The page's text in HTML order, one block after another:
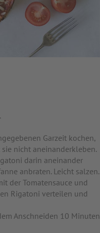
Garzeit kochen,
nicht aneinanderkleben.
darin aneinander
anbraten. Leicht salzen.
der Tomatensauce und
Rigatoni verteilen und
Anschneiden 10 Minuten